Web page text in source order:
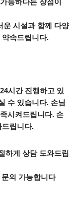
능하다는 장점이
운 시설과 함께 다양
속드립니다.
시간 진행하고 있
수 있습니다. 손님
시켜드립니다. 손
드립니다.
하게 상담 도와드립
의 가능합니다